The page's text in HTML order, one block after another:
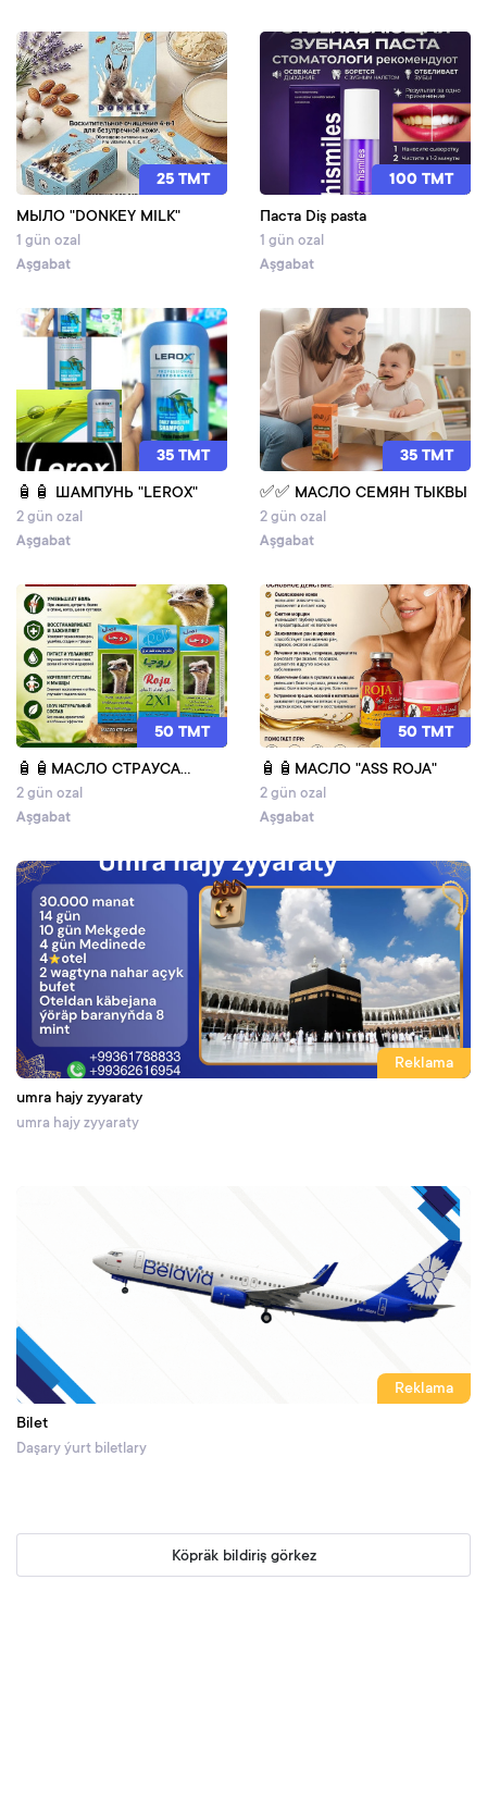
25 TMT
МЫЛО "DONKEY MILK"
1 gün ozal
Aşgabat
100 TMT
Паста Diş pasta
1 gün ozal
Aşgabat
35 TMT
🧴🧴 ШАМПУНЬ "LEROX"
2 gün ozal
Aşgabat
35 TMT
✅✅ МАСЛО СЕМЯН ТЫКВЫ
2 gün ozal
Aşgabat
50 TMT
🧴🧴МАСЛО СТРАУСА...
2 gün ozal
Aşgabat
50 TMT
🧴🧴МАСЛО "ASS ROJA"
2 gün ozal
Aşgabat
Reklama
umra hajy zyyaraty
umra hajy zyyaraty
Reklama
Bilet
Daşary ýurt biletlary
Köpräk bildiriş görkez